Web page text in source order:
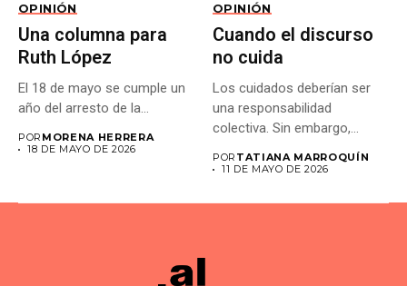
OPINIÓN
Una columna para
Ruth López
El 18 de mayo se cumple un
año del arresto de la...
POR MORENA HERRERA
18 DE MAYO DE 2026
OPINIÓN
Cuando el discurso
no cuida
Los cuidados deberían ser
una responsabilidad
colectiva. Sin embargo,
POR TATIANA MARROQUÍN
11 DE MAYO DE 2026